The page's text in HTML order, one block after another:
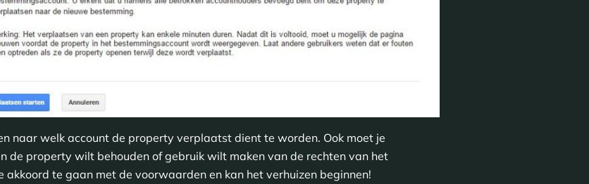
naar welk account de property verplaatst dient te worden. Ook moet je
de property wilt behouden of gebruik wilt maken van de rechten van het
te gaan met de voorwaarden en kan het verhuizen beginnen!